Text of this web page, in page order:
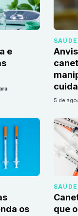
e
SAÚDE
5 de
os
SAÚDE
que